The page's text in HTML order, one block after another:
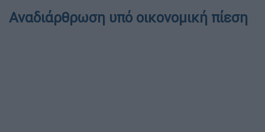
Αναδιάρθρωση υπό οικονομική πίεση